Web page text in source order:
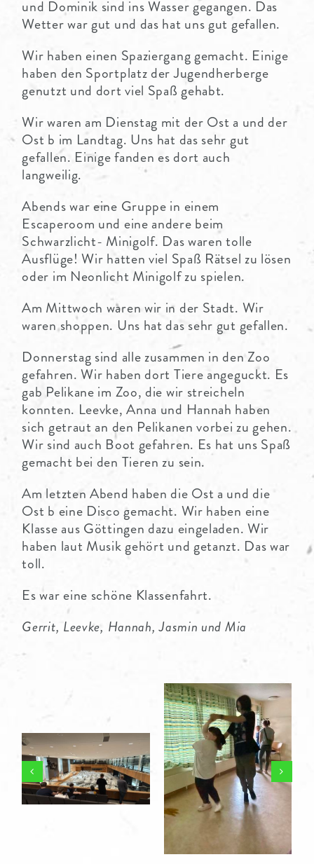
und Dominik sind ins Wasser gegangen. Das
Wetter war gut und das hat uns gut gefallen.
Wir haben einen Spaziergang gemacht. Einige
haben den Sportplatz der Jugendherberge
genutzt und dort viel Spaß gehabt.
Wir waren am Dienstag mit der Ost a und der
Ost b im Landtag. Uns hat das sehr gut
gefallen. Einige fanden es dort auch
langweilig.
Abends war eine Gruppe in einem
Escaperoom und eine andere beim
Schwarzlicht- Minigolf. Das waren tolle
Ausflüge! Wir hatten viel Spaß Rätsel zu lösen
oder im Neonlicht Minigolf zu spielen.
Am Mittwoch waren wir in der Stadt. Wir
waren shoppen. Uns hat das sehr gut gefallen.
Donnerstag sind alle zusammen in den Zoo
gefahren. Wir haben dort Tiere angeguckt. Es
gab Pelikane im Zoo, die wir streicheln
konnten. Leevke, Anna und Hannah haben
sich getraut an den Pelikanen vorbei zu gehen.
Wir sind auch Boot gefahren. Es hat uns Spaß
gemacht bei den Tieren zu sein.
Am letzten Abend haben die Ost a und die
Ost b eine Disco gemacht. Wir haben eine
Klasse aus Göttingen dazu eingeladen. Wir
haben laut Musik gehört und getanzt. Das war
toll.
Es war eine schöne Klassenfahrt.
Gerrit, Leevke, Hannah, Jasmin und Mia